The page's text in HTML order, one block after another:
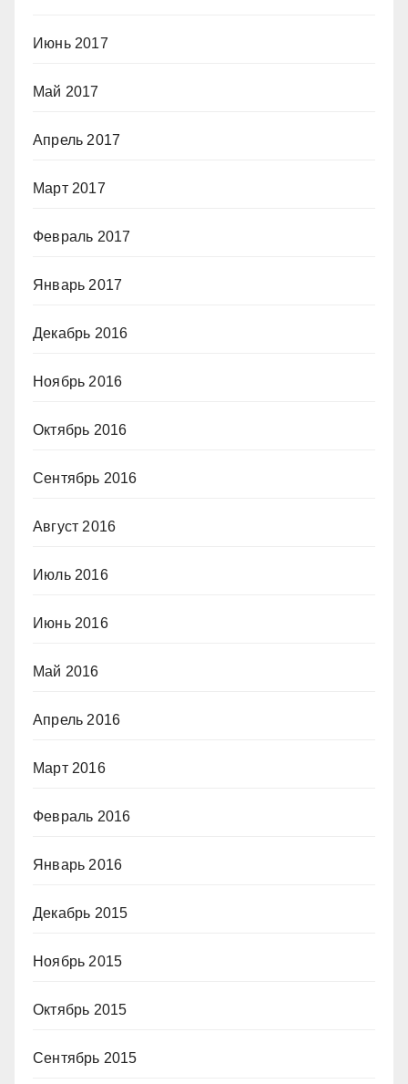
Июнь 2017
Май 2017
Апрель 2017
Март 2017
Февраль 2017
Январь 2017
Декабрь 2016
Ноябрь 2016
Октябрь 2016
Сентябрь 2016
Август 2016
Июль 2016
Июнь 2016
Май 2016
Апрель 2016
Март 2016
Февраль 2016
Январь 2016
Декабрь 2015
Ноябрь 2015
Октябрь 2015
Сентябрь 2015